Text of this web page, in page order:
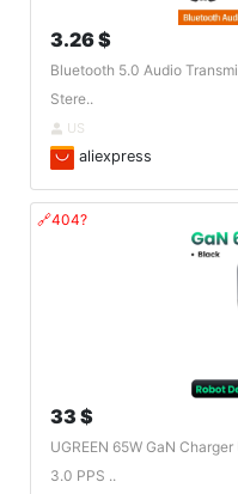
3.26 $
Bluetooth 5.0 Audio
Stere..
US
aliexpress
🔗404?
33 $
UGREEN 65W GaN
3.0 PPS ..